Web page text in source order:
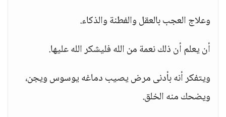
وعلاج العجب بالعقل والفطنة والذكاء.
أن يعلم أن ذلك نعمة من الله فليشكر الله عليها.
ويتفكر أنه بأدنى مرض يصيب دماغه يوسوس ويجن،
ويضحك منه الخلق.